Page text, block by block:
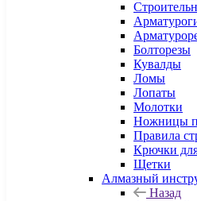
Болторезы
Кувалды
Ломы
Лопаты
Молотки
Ножницы
Правила
Крючки
Щетки
Алмазный
Назад